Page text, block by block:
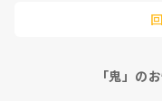
「鬼」の